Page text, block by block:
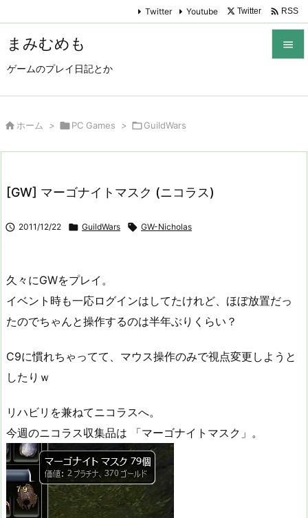
まみむめも
ゲームのプレイ日記とか

Twitter Youtube Twitter  RSS
 ホーム > PC Games > GuildWars
[GW] マーゴナイトマスク (ニコラス)
 2011/12/22  GuildWars  GW-Nicholas
久々にGWをプレイ。
イベント時も一応ログインはしてたけれど、ほぼ放置だっ
たのでちゃんと操作するのは半年ぶりくらい？
C9に慣れちゃってて、マウス操作のみで視点変更しようと
したりｗ
リハビリを兼ねてニコラスへ。
今週のニコラス収集品は 「マーゴナイトマスク」。